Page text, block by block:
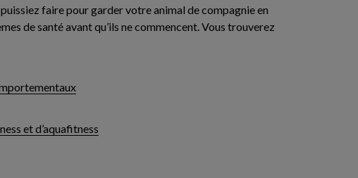
puissiez faire pour garder votre animal de compagnie en
de santé avant qu’ils ne commencent. Vous trouverez
et d’aquafitness